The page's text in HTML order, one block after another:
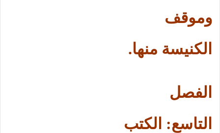
وموقف
الكنيسة منها.
الفصل
التاسع: الكتب